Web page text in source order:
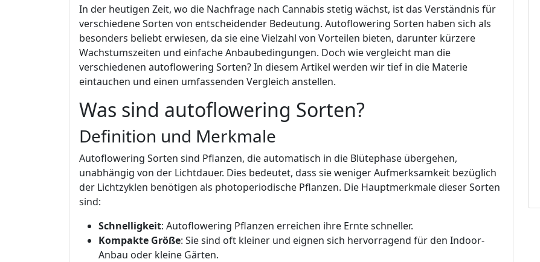
In der heutigen Zeit, wo die Nachfrage nach Cannabis stetig wächst, ist das Verständnis für
verschiedene Sorten von entscheidender Bedeutung. Autoflowering Sorten haben sich als
besonders beliebt erwiesen, da sie eine Vielzahl von Vorteilen bieten, darunter kürzere
Wachstumszeiten und einfache Anbaubedingungen. Doch wie vergleicht man die
verschiedenen autoflowering Sorten? In diesem Artikel werden wir tief in die Materie
eintauchen und einen umfassenden Vergleich anstellen.
Was sind autoflowering Sorten?
Definition und Merkmale
Autoflowering Sorten sind Pflanzen, die automatisch in die Blütephase übergehen,
unabhängig von der Lichtdauer. Dies bedeutet, dass sie weniger Aufmerksamkeit bezüglich
der Lichtzyklen benötigen als photoperiodische Pflanzen. Die Hauptmerkmale dieser Sorten
sind:
Schnelligkeit: Autoflowering Pflanzen erreichen ihre Ernte schneller.
Kompakte Größe: Sie sind oft kleiner und eignen sich hervorragend für den Indoor-
Anbau oder kleine Gärten.